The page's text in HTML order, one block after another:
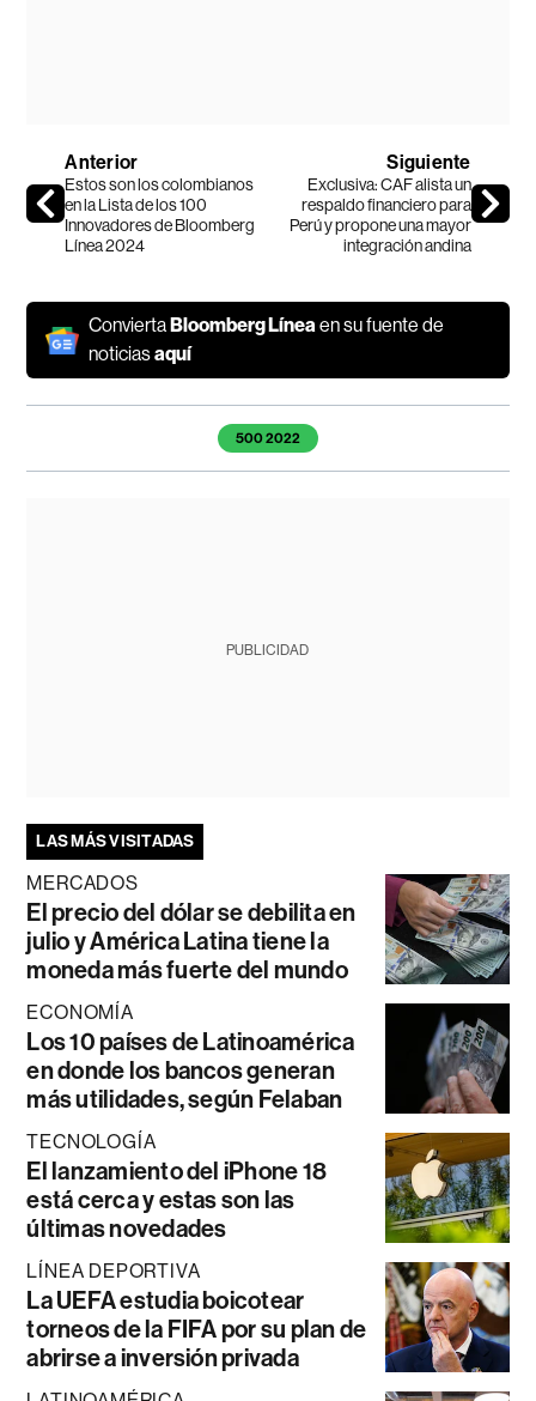
Anterior
Estos son los colombianos
en la Lista de los 100
Innovadores de Bloomberg
Línea 2024
Siguiente
Exclusiva: CAF alista un
respaldo financiero para
Perú y propone una mayor
integración andina
ConviertaBloomberg Líneaen su fuente de
noticiasaquí
Temas de este artículo500 2022
PUBLICIDAD
LAS MÁS VISITADAS
MERCADOS
El precio del dólar se debilita en
julio y América Latina tiene la
moneda más fuerte del mundo
ECONOMÍA
Los 10 países de Latinoamérica
en donde los bancos generan
más utilidades, según Felaban
TECNOLOGÍA
El lanzamiento del iPhone 18
está cerca y estas son las
últimas novedades
LÍNEA DEPORTIVA
La UEFA estudia boicotear
torneos de la FIFA por su plan de
abrirse a inversión privada